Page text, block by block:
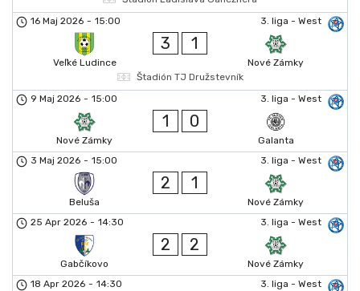
3. liga - West
16 Maj 2026 - 15:00
Veľké Ludince
3 1
Nové Zámky
Štadión TJ Družstevník
3. liga - West
9 Maj 2026 - 15:00
Nové Zámky
1 0
Galanta
3. liga - West
3 Maj 2026 - 15:00
Beluša
2 1
Nové Zámky
3. liga - West
25 Apr 2026 - 14:30
Gabčíkovo
2 2
Nové Zámky
3. liga - West
18 Apr 2026 - 14:30